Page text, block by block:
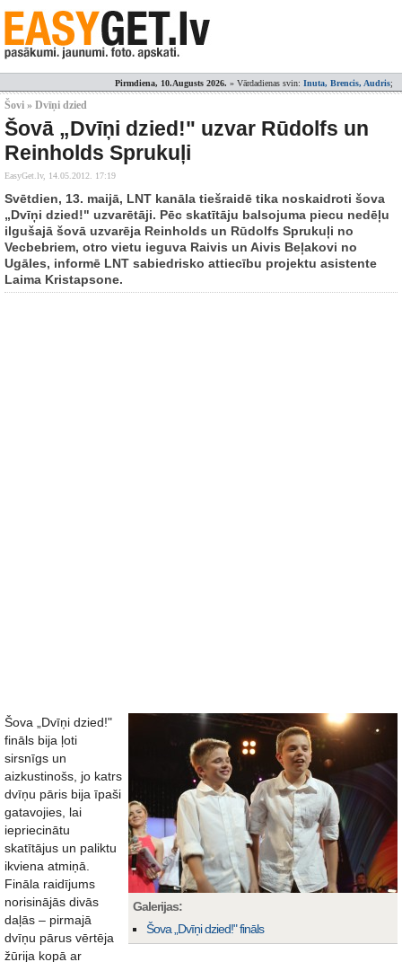
Pirmdiena, 10.Augusts 2026. » Vārdadienas svin: Inuta, Brencis, Audris;
Šovi » Dvīņi dzied
Šovā „Dvīņi dzied!" uzvar Rūdolfs un
Reinholds Sprukuļi
EasyGet.lv, 14.05.2012. 17:19
Svētdien, 13. maijā, LNT kanāla tiešraidē tika noskaidroti šova
„Dvīņi dzied!" uzvarētāji. Pēc skatītāju balsojuma piecu nedēļu
ilgušajā šovā uzvarēja Reinholds un Rūdolfs Sprukuļi no
Vecbebriem, otro vietu ieguva Raivis un Aivis Beļakovi no
Ugāles, informē LNT sabiedrisko attiecību projektu asistente
Laima Kristapsone.
Galerijas:
Šova „Dvīņi dzied!" fināls
Šova „Dvīņi dzied!"
fināls bija ļoti
sirsnīgs un
aizkustinošs, jo katrs
dvīņu pāris bija īpaši
gatavojies, lai
iepriecinātu
skatītājus un paliktu
ikviena atmiņā.
Fināla raidījums
norisinājās divās
daļās – pirmajā
dvīņu pārus vērtēja
žūrija kopā ar